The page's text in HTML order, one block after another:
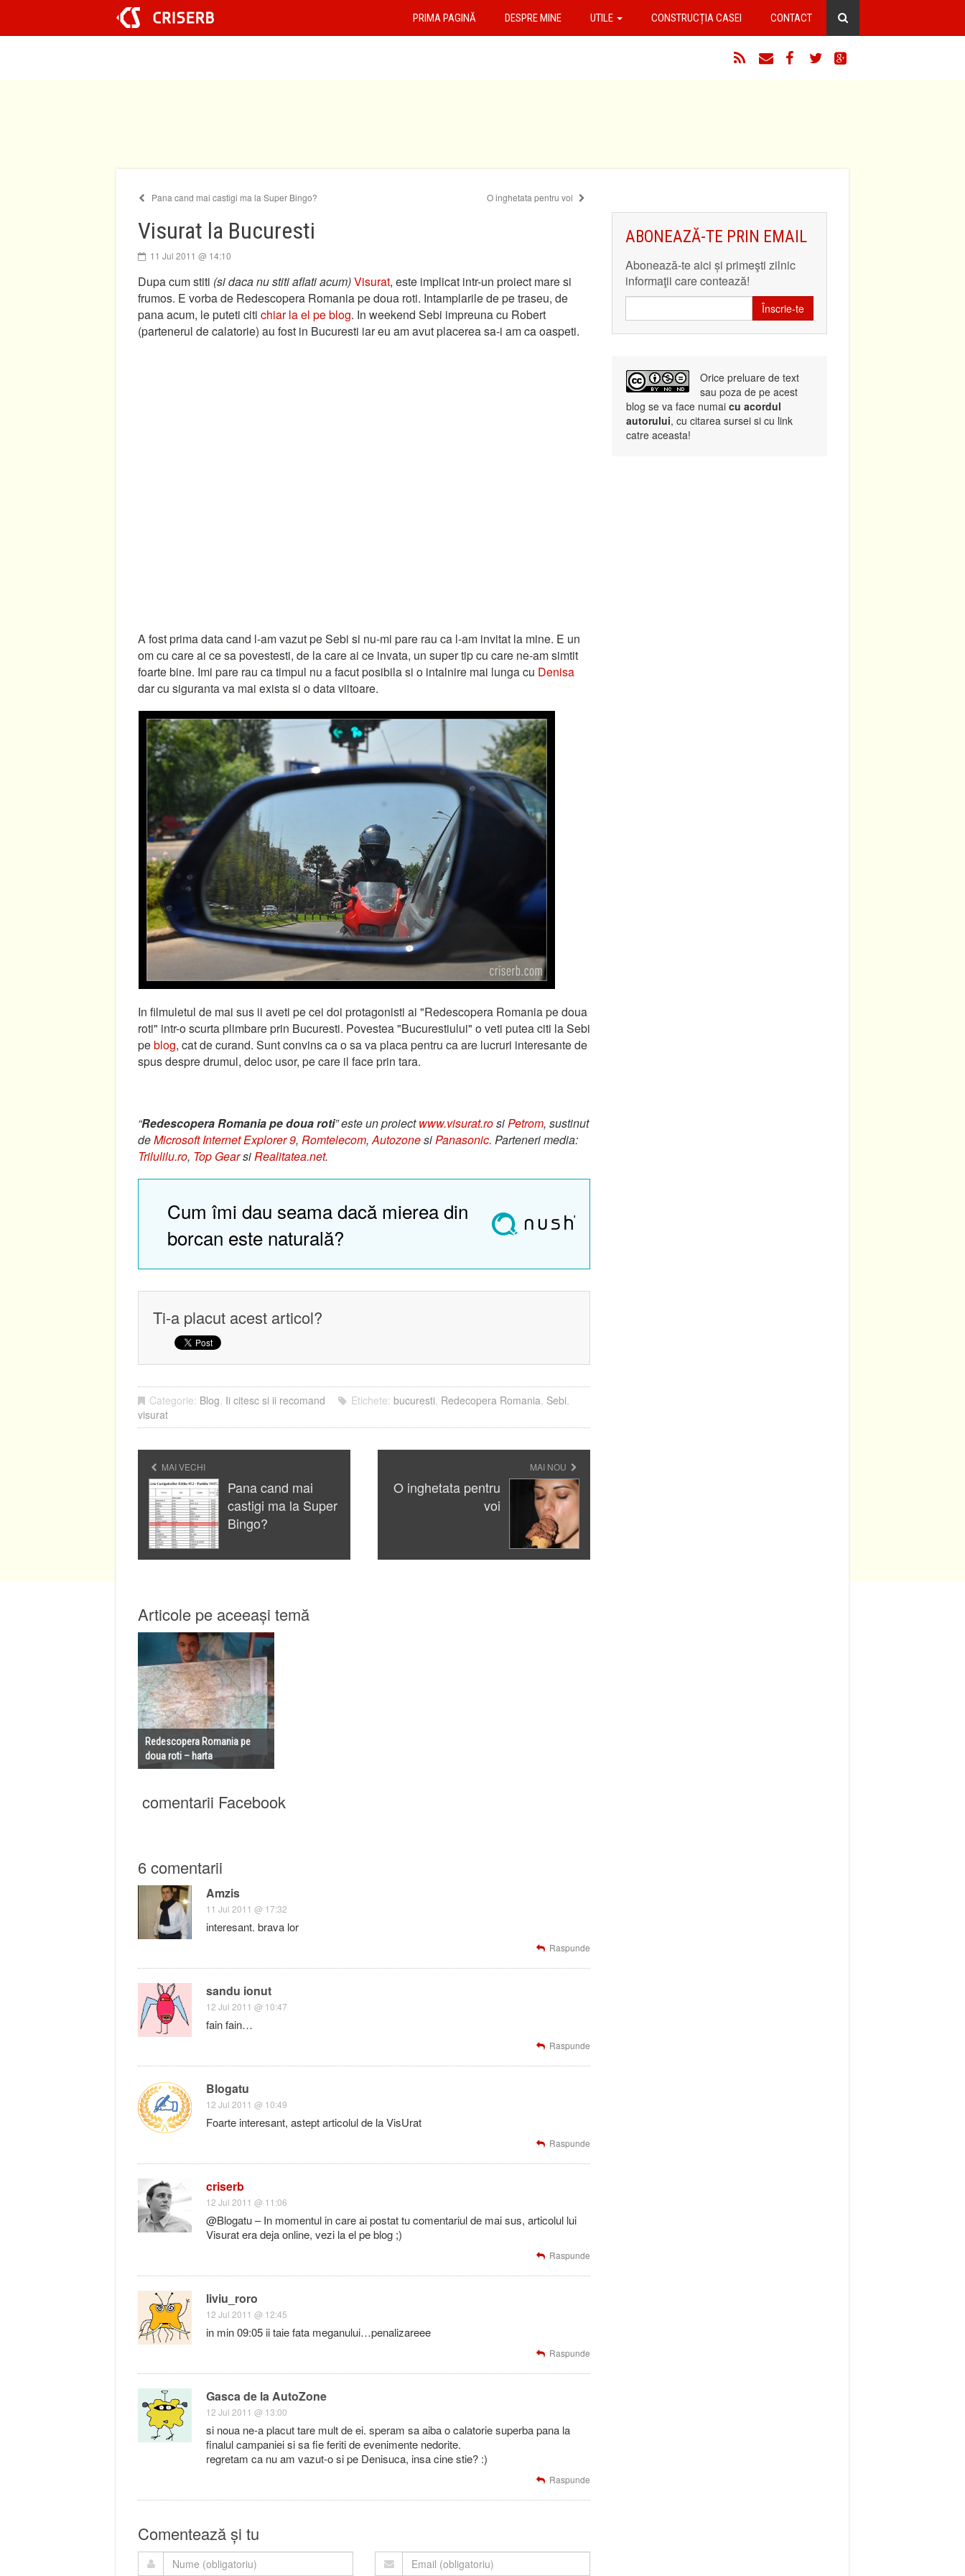
conținut
PRIMA PAGINĂ DESPRE MINE UTILE CONSTRUCȚIA CASEI CONTACT
Pana cand mai castigi ma la Super Bingo? O inghetata pentru voi
Visurat la Bucuresti
11 Jul 2011 @ 14:10
Dupa cum stiti (si daca nu stiti aflati acum)Visurat, este implicat intr-un proiect mare si
frumos. E vorba de Redescopera Romania pe doua roti. Intamplarile de pe traseu, de
pana acum, le puteti citi chiar la el pe blog. In weekend Sebi impreuna cu Robert
(partenerul de calatorie) au fost in Bucuresti iar eu am avut placerea sa-i am ca oaspeti.
A fost prima data cand l-am vazut pe Sebi si nu-mi pare rau ca l-am invitat la mine. E un
om cu care ai ce sa povestesti, de la care ai ce invata, un super tip cu care ne-am simtit
foarte bine. Imi pare rau ca timpul nu a facut posibila si o intalnire mai lunga cu Denisa
dar cu siguranta va mai exista si o data viitoare.
In filmuletul de mai sus ii aveti pe cei doi protagonisti ai "Redescopera Romania pe doua
roti" intr-o scurta plimbare prin Bucuresti. Povestea "Bucurestiului" o veti putea citi la Sebi
peblog, cat de curand. Sunt convins ca o sa va placa pentru ca are lucruri interesante de
spus despre drumul, deloc usor, pe care il face prin tara.
“Redescopera Romania pe doua roti” este un proiectwww.visurat.rosiPetrom, sustinut
deMicrosoft Internet Explorer 9, Romtelecom,AutozonesiPanasonic. Parteneri media:
Trilulilu.ro, Top GearsiRealitatea.net.
Cum îmi dau seama dacă mierea din
borcan este naturală?
Ti-a placut acest articol?
Categorie: Blog, Ii citesc si ii recomand Etichete: bucuresti, Redecopera Romania, Sebi,
visurat
MAI VECHI
Pana cand mai
castigi ma la Super
Bingo?
MAI NOU
O inghetata pentru
voi
Articole pe aceeași temă
Redescopera Romania pe
doua roti – harta
comentarii Facebook
6 comentarii
Amzis
11 Jul 2011 @ 17:32
interesant. brava lor
Raspunde
sandu ionut
12 Jul 2011 @ 10:47
fain fain…
Raspunde
Blogatu
12 Jul 2011 @ 10:49
Foarte interesant, astept articolul de la VisUrat
Raspunde
criserb
12 Jul 2011 @ 11:06
@Blogatu – In momentul in care ai postat tu comentariul de mai sus, articolul lui
Visurat era deja online, vezi la el pe blog ;)
Raspunde
liviu_roro
12 Jul 2011 @ 12:45
in min 09:05 ii taie fata meganului…penalizareee
Raspunde
Gasca de la AutoZone
12 Jul 2011 @ 13:00
si noua ne-a placut tare mult de ei. speram sa aiba o calatorie superba pana la
finalul campaniei si sa fie feriti de evenimente nedorite.
regretam ca nu am vazut-o si pe Denisuca, insa cine stie? :)
Raspunde
Comentează și tu
ABONEAZĂ-TE PRIN EMAIL
Abonează-te aici și primeşti zilnic
informaţii care contează!
Înscrie-te
Orice preluare de text
sau poza de pe acest
blog se va face numai cu acordul
autorului, cu citarea sursei si cu link
catre aceasta!